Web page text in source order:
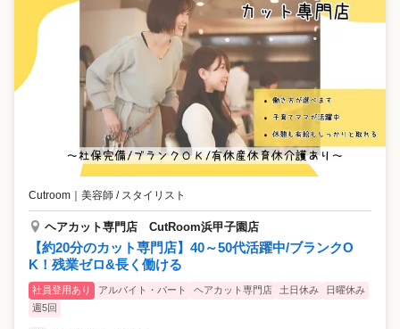
Cutroom ｜ 美容師 / スタイリスト
ヘアカット専門店 CutRoom浜甲子園店
【約20分のカット専門店】40～50代活躍中/ブランクO
K！残業ゼロ&長く働ける
社員登用あり アルバイト・パート ヘアカット専門店 土日休み
日曜休み
週5回